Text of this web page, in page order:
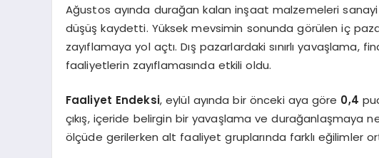
Ağustos ayında durağan kalan inşaat malzemeleri sanayi
düşüş kaydetti. Yüksek mevsimin sonunda görülen iç
zayıflamaya yol açtı. Dış pazarlardaki sınırlı yavaşlama,
faaliyetlerin zayıflamasında etkili oldu.
Faaliyet Endeksi, eylül ayında bir önceki aya göre 0,4
çıkış, içeride belirgin bir yavaşlama ve durağanlaşmaya
ölçüde gerilerken alt faaliyet gruplarında farklı eğilimler